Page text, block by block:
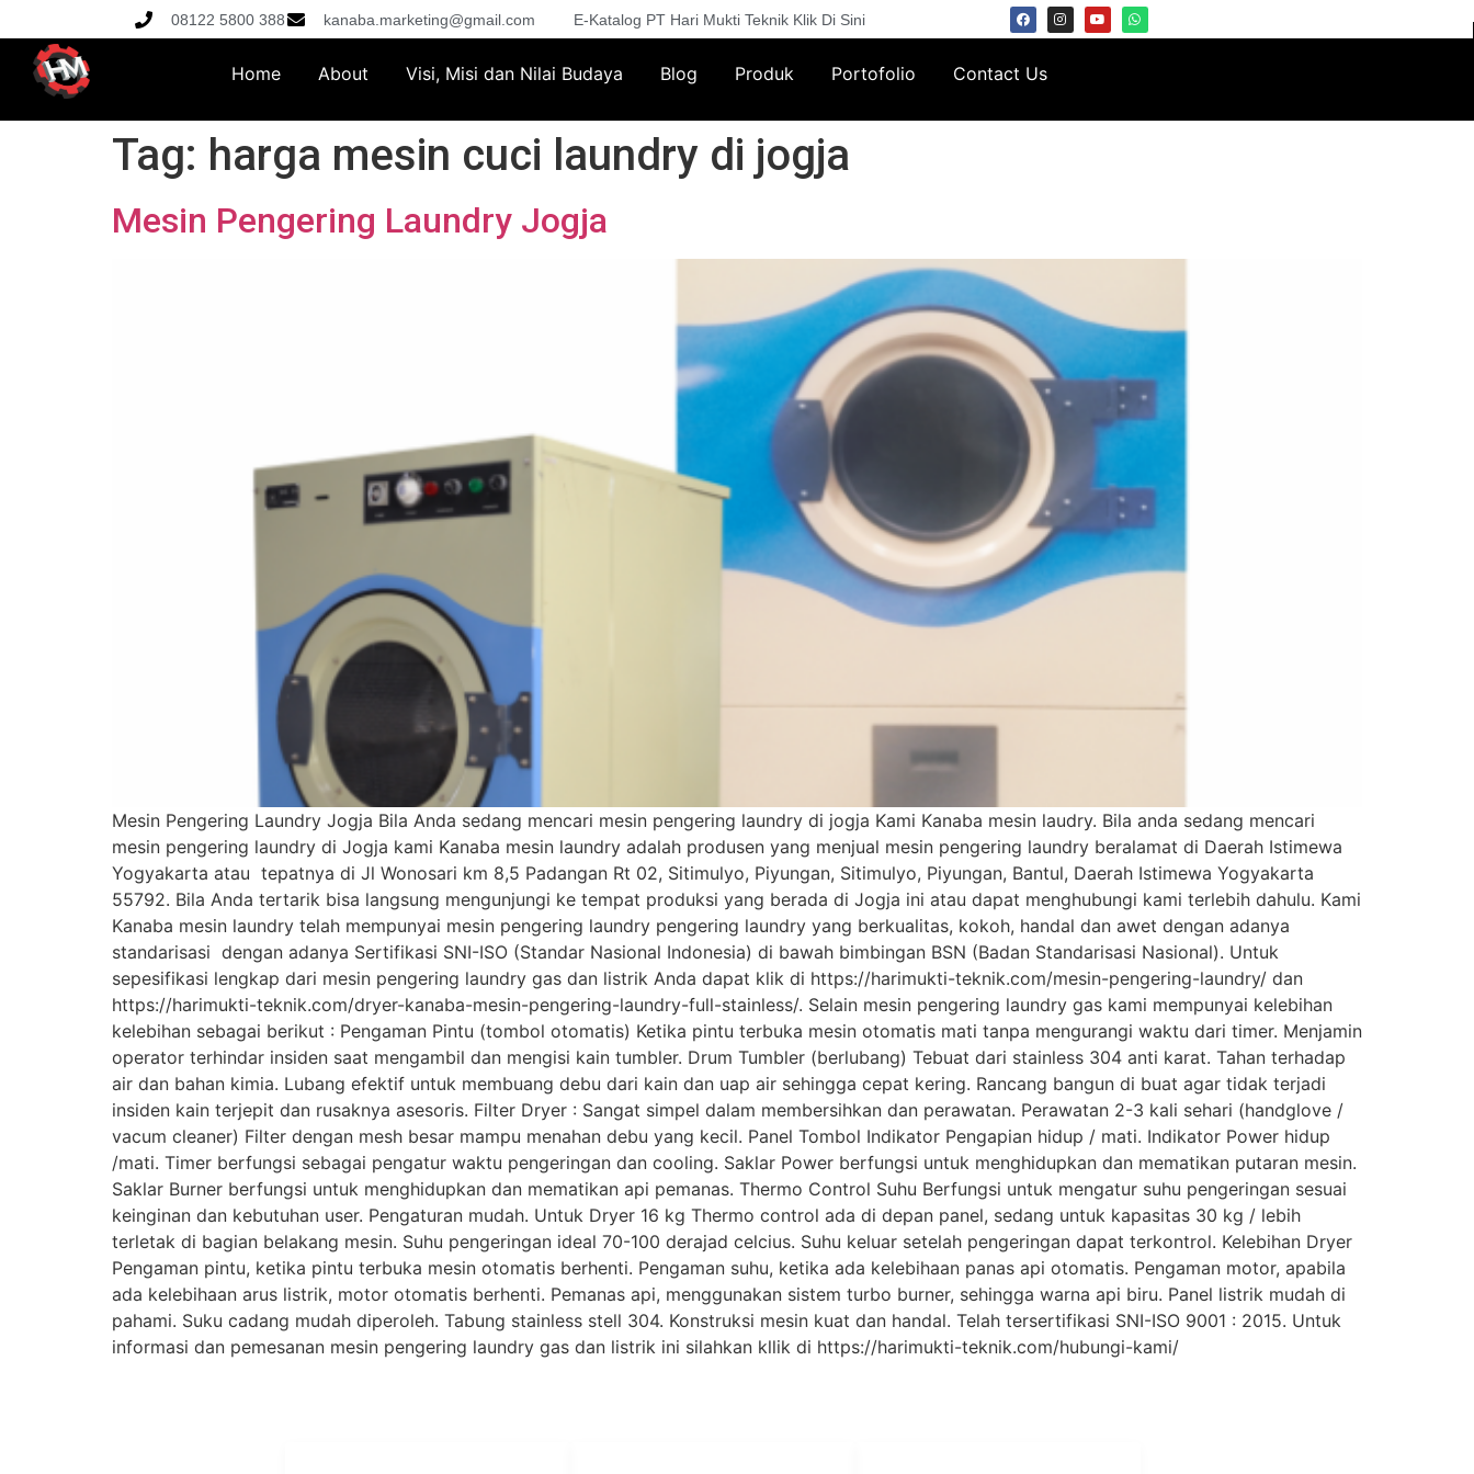
08122 5800 388 kanaba.marketing@gmail.com E-Katalog PT Hari Mukti Teknik Klik Di Sini
Home About Visi, Misi dan Nilai Budaya Blog Produk Portofolio Contact Us
Tag: harga mesin cuci laundry di jogja
Mesin Pengering Laundry Jogja
Mesin Pengering Laundry Jogja Bila Anda sedang mencari mesin pengering laundry di jogja Kami Kanaba mesin laudry. Bila anda sedang mencari
mesin pengering laundry di Jogja kami Kanaba mesin laundry adalah produsen yang menjual mesin pengering laundry beralamat di Daerah Istimewa
Yogyakarta atau tepatnya di Jl Wonosari km 8,5 Padangan Rt 02, Sitimulyo, Piyungan, Sitimulyo, Piyungan, Bantul, Daerah Istimewa Yogyakarta
55792. Bila Anda tertarik bisa langsung mengunjungi ke tempat produksi yang berada di Jogja ini atau dapat menghubungi kami terlebih dahulu. Kami
Kanaba mesin laundry telah mempunyai mesin pengering laundry pengering laundry yang berkualitas, kokoh, handal dan awet dengan adanya
standarisasi dengan adanya Sertifikasi SNI-ISO (Standar Nasional Indonesia) di bawah bimbingan BSN (Badan Standarisasi Nasional). Untuk
sepesifikasi lengkap dari mesin pengering laundry gas dan listrik Anda dapat klik di https://harimukti-teknik.com/mesin-pengering-laundry/ dan
https://harimukti-teknik.com/dryer-kanaba-mesin-pengering-laundry-full-stainless/. Selain mesin pengering laundry gas kami mempunyai kelebihan
kelebihan sebagai berikut : Pengaman Pintu (tombol otomatis) Ketika pintu terbuka mesin otomatis mati tanpa mengurangi waktu dari timer. Menjamin
operator terhindar insiden saat mengambil dan mengisi kain tumbler. Drum Tumbler (berlubang) Tebuat dari stainless 304 anti karat. Tahan terhadap
air dan bahan kimia. Lubang efektif untuk membuang debu dari kain dan uap air sehingga cepat kering. Rancang bangun di buat agar tidak terjadi
insiden kain terjepit dan rusaknya asesoris. Filter Dryer : Sangat simpel dalam membersihkan dan perawatan. Perawatan 2-3 kali sehari (handglove /
vacum cleaner) Filter dengan mesh besar mampu menahan debu yang kecil. Panel Tombol Indikator Pengapian hidup / mati. Indikator Power hidup
/mati. Timer berfungsi sebagai pengatur waktu pengeringan dan cooling. Saklar Power berfungsi untuk menghidupkan dan mematikan putaran mesin.
Saklar Burner berfungsi untuk menghidupkan dan mematikan api pemanas. Thermo Control Suhu Berfungsi untuk mengatur suhu pengeringan sesuai
keinginan dan kebutuhan user. Pengaturan mudah. Untuk Dryer 16 kg Thermo control ada di depan panel, sedang untuk kapasitas 30 kg / lebih
terletak di bagian belakang mesin. Suhu pengeringan ideal 70-100 derajad celcius. Suhu keluar setelah pengeringan dapat terkontrol. Kelebihan Dryer
Pengaman pintu, ketika pintu terbuka mesin otomatis berhenti. Pengaman suhu, ketika ada kelebihaan panas api otomatis. Pengaman motor, apabila
ada kelebihaan arus listrik, motor otomatis berhenti. Pemanas api, menggunakan sistem turbo burner, sehingga warna api biru. Panel listrik mudah di
pahami. Suku cadang mudah diperoleh. Tabung stainless stell 304. Konstruksi mesin kuat dan handal. Telah tersertifikasi SNI-ISO 9001 : 2015. Untuk
informasi dan pemesanan mesin pengering laundry gas dan listrik ini silahkan kllik di https://harimukti-teknik.com/hubungi-kami/